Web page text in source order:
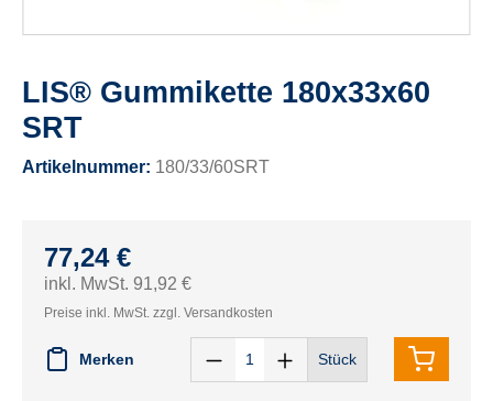
LIS® Gummikette 180x33x60
SRT
Artikelnummer: 180/33/60SRT
77,24 €
inkl. MwSt. 91,92 €
Preise inkl. MwSt. zzgl. Versandkosten
Merken Stück